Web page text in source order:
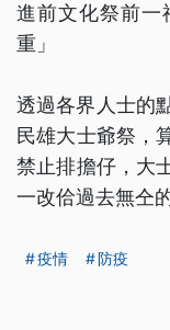
進前文化祭前一
重」
透過各界人士的
民雄大士爺祭，
禁止排擔仔，大
一改佮過去無仝
疫情 防疫